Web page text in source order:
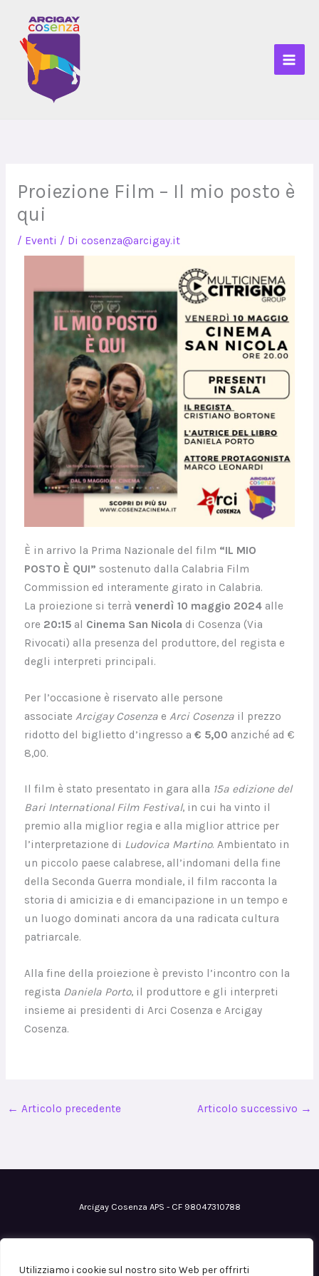
Utilizziamo i cookie sul nostro sito Web per offrirti
contenuto
Proiezione Film – Il mio posto è
qui
/ Eventi / Di cosenza@arcigay.it
È in arrivo la Prima Nazionale del film “IL MIO
POSTO È QUI” sostenuto dalla Calabria Film
Commission ed interamente girato in Calabria.
La proiezione si terrà venerdì 10 maggio 2024alle
ore 20:15al Cinema San Nicola di Cosenza (Via
Rivocati) alla presenza del produttore, del regista e
degli interpreti principali.
Per l’occasione è riservato alle persone
associate Arcigay Cosenzae Arci Cosenzail prezzo
ridotto del biglietto d’ingresso a € 5,00 anziché ad €
8,00.
Il film è stato presentato in gara alla 15ª edizione del
Bari International Film Festival, in cui ha vinto il
premio alla miglior regia e alla miglior attrice per
l’interpretazione di Ludovica Martino. Ambientato in
un piccolo paese calabrese, all’indomani della fine
della Seconda Guerra mondiale, il film racconta la
storia di amicizia e di emancipazione in un tempo e
un luogo dominati ancora da una radicata cultura
patriarcale.
Alla fine della proiezione è previsto l’incontro con la
regista Daniela Porto, il produttore e gli interpreti
insieme ai presidenti di Arci Cosenza e Arcigay
Cosenza.
← Articolo precedente Articolo successivo →
Arcigay Cosenza APS - CF 98047310788